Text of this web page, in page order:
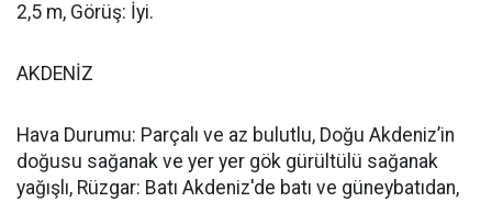
2,5 m, Görüş: İyi.
AKDENİZ
Hava Durumu: Parçalı ve az bulutlu, Doğu Akdeniz’in
doğusu sağanak ve yer yer gök gürültülü sağanak
yağışlı, Rüzgar: Batı Akdeniz'de batı ve güneybatıdan,